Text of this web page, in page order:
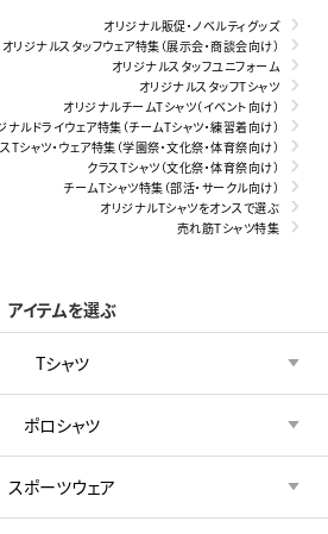
オリジナル販促・ノベルティグッズ
オリジナルスタッフウェア特集（展示会・商談会向け）
オリジナルスタッフユニフォーム
オリジナルスタッフTシャツ
オリジナルチームTシャツ（イベント向け）
ナルドライウェア特集（チームTシャツ・練習着向け）
Tシャツ・ウェア特集（学園祭・文化祭・体育祭向け）
クラスTシャツ（文化祭・体育祭向け）
チームTシャツ特集（部活・サークル向け）
オリジナルTシャツをオンスで選ぶ
売れ筋Tシャツ特集
アイテムを選ぶ
Tシャツ
ポロシャツ
スポーツウェア